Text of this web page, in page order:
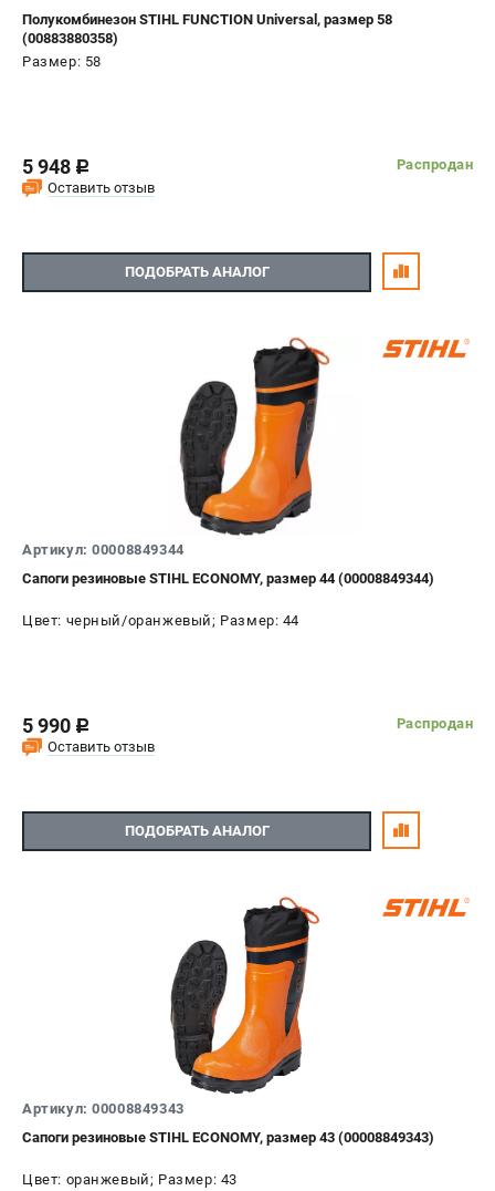
Полукомбинезон STIHL FUNCTION Universal, размер 58
(00883880358)
Размер: 58
5 948 c
Распродан
Оставить отзыв
ПОДОБРАТЬ АНАЛОГ
Артикул: 00008849344
Сапоги резиновые STIHL ECONOMY, размер 44 (00008849344)
Цвет: черный/оранжевый; Размер: 44
5 990 c
Распродан
Оставить отзыв
ПОДОБРАТЬ АНАЛОГ
Артикул: 00008849343
Сапоги резиновые STIHL ECONOMY, размер 43 (00008849343)
Цвет: оранжевый; Размер: 43